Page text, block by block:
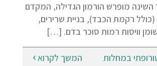
מופרש הורמון הגדילה, המקדם
רקמת הכבד), בניית שרירים,
וויסות רמות סוכר בדם. […]
במחלות המשך לקרוא